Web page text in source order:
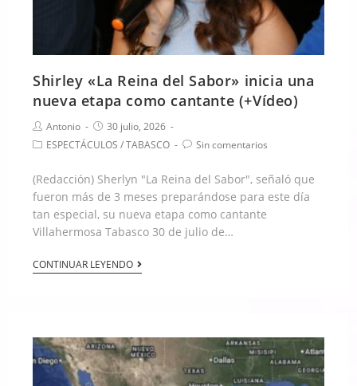
Shirley «La Reina del Sabor» inicia una
nueva etapa como cantante (+Vídeo)
Antonio
30 julio, 2026
ESPECTÁCULOS /TABASCO Sin comentarios
(Redacción) Sherlyn "La Reina del Sabor", señaló que
fueron más de 3 meses preparándose para este día
tan especial, su nueva etapa como cantante
Villahermosa Tabasco 30 de julio de…
CONTINUAR LEYENDO